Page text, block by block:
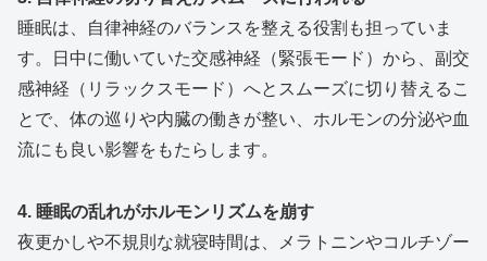
睡眠は、自律神経のバランスを整える役割も担っていま
す。日中に働いていた交感神経（緊張モード）から、副交
感神経（リラックスモード）へとスムーズに切り替えるこ
とで、体の巡りや内臓の働きが整い、ホルモンの分泌や血
流にも良い影響をもたらします。
4. 睡眠の乱れがホルモンリズムを崩す
夜更かしや不規則な就寝時間は、メラトニンやコルチゾー